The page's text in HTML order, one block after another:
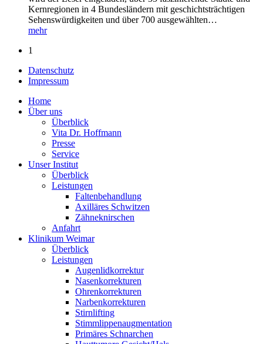
Kernregionen in 4 Bundesländern mit geschichtsträchtigen
Sehenswürdigkeiten und über 700 ausgewählten…
mehr
1
Datenschutz
Impressum
Home
Über uns
Überblick
Vita Dr. Hoffmann
Presse
Service
Unser Institut
Überblick
Leistungen
Faltenbehandlung
Axilläres Schwitzen
Zähneknirschen
Anfahrt
Klinikum Weimar
Überblick
Leistungen
Augenlidkorrektur
Nasenkorrekturen
Ohrenkorrekturen
Narbenkorrekturen
Stirnlifting
Stimmlippenaugmentation
Primäres Schnarchen